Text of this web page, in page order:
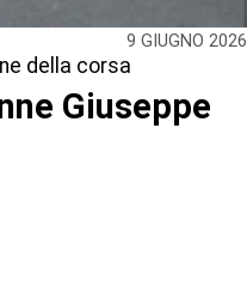
9 GIUGNO 2026
della corsa
Giuseppe